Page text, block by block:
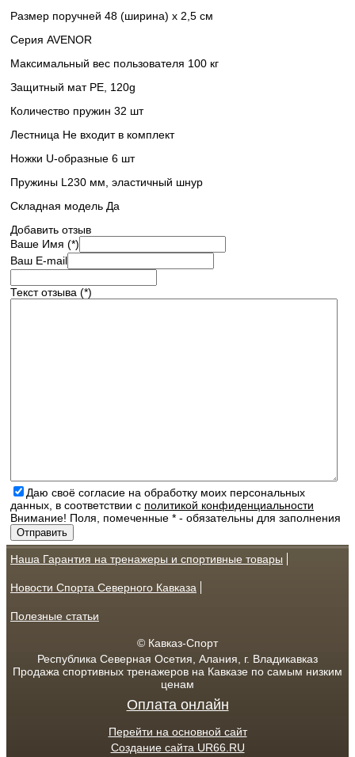
Размер поручней 48 (ширина) х 2,5 см
Серия AVENOR
Максимальный вес пользователя 100 кг
Защитный мат PE, 120g
Количество пружин 32 шт
Лестница Не входит в комплект
Ножки U-образные 6 шт
Пружины L230 мм, эластичный шнур
Складная модель Да
Добавить отзыв
Ваше Имя (*)
Ваш E-mail
Текст отзыва (*)
Даю своё согласие на обработку моих персональных
данных, в соответствии с политикой конфиденциальности
Внимание! Поля, помеченные * - обязательны для заполнения
Наша Гарантия на тренажеры и спортивные товары
Новости Спорта Северного Кавказа
Полезные статьи
© Кавказ-Спорт
Республика Северная Осетия, Алания, г. Владикавказ
Продажа спортивных тренажеров на Кавказе по самым низким
ценам
Оплата онлайн
Перейти на основной сайт
Создание сайта UR66.RU